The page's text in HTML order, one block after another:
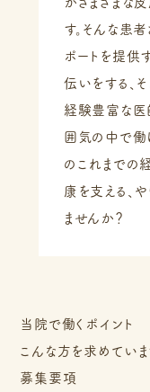
す。そんな患
ポートを提供
伝いをする、
経験豊富な医
囲気の中で働
のこれまでの
康を支える、
ませんか？
当院で働くポイント
こんな方を求めてい
募集要項